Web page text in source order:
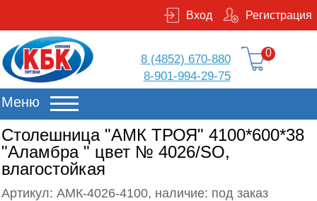
Регистрация
Вход
8 (4852) 670-880
8-901-994-29-75
0
Меню
Столешница "АМК ТРОЯ" 4100*600*38
"Аламбра " цвет № 4026/SO,
влагостойкая
Артикул: АМК-4026-4100, наличие: под заказ